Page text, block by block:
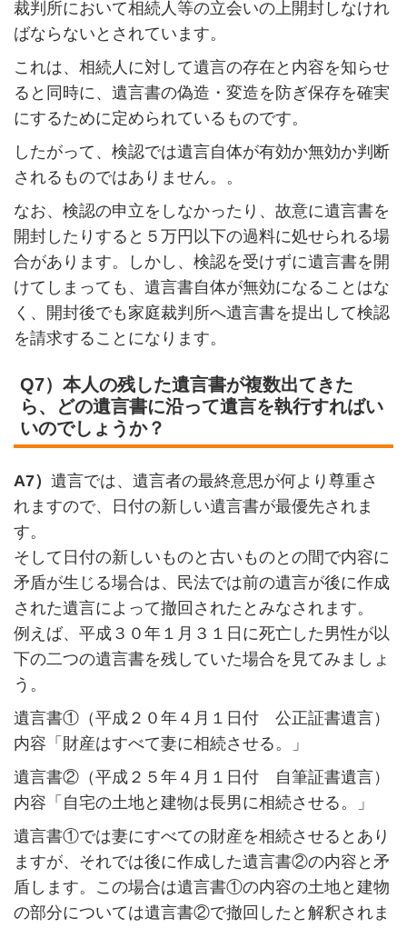
裁判所において相続人等の立会いの上開封しなけれ
ばならないとされています。
これは、相続人に対して遺言の存在と内容を知らせ
ると同時に、遺言書の偽造・変造を防ぎ保存を確実
にするために定められているものです。
したがって、検認では遺言自体が有効か無効か判断
されるものではありません。。
なお、検認の申立をしなかったり、故意に遺言書を
開封したりすると５万円以下の過料に処せられる場
合があります。しかし、検認を受けずに遺言書を開
けてしまっても、遺言書自体が無効になることはな
く、開封後でも家庭裁判所へ遺言書を提出して検認
を請求することになります。
Q7）本人の残した遺言書が複数出てきた
ら、どの遺言書に沿って遺言を執行すればい
いのでしょうか？
A7） 遺言では、遺言者の最終意思が何より尊重さ
れますので、日付の新しい遺言書が最優先されま
す。
そして日付の新しいものと古いものとの間で内容に
矛盾が生じる場合は、民法では前の遺言が後に作成
された遺言によって撤回されたとみなされます。
例えば、平成３０年１月３１日に死亡した男性が以
下の二つの遺言書を残していた場合を見てみましょ
う。
遺言書①（平成２０年４月１日付 公正証書遺言）
内容「財産はすべて妻に相続させる。」
遺言書②（平成２５年４月１日付 自筆証書遺言）
内容「自宅の土地と建物は長男に相続させる。」
遺言書①では妻にすべての財産を相続させるとあり
ますが、それでは後に作成した遺言書②の内容と矛
盾します。この場合は遺言書①の内容の土地と建物
の部分については遺言書②で撤回したと解釈されま